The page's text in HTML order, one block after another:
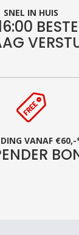
SNEL IN HUIS
VANAF